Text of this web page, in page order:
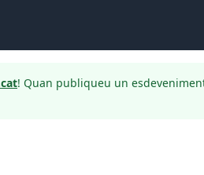
! Quan publiqueu un